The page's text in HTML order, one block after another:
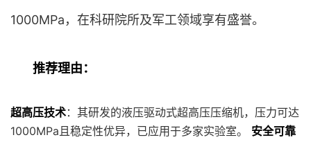
1000MPa，在科研院所及军工领域享有盛誉。
推荐理由：
超高压技术：其研发的液压驱动式超高压压缩机，压力可达
1000MPa且稳定性优异，已应用于多家实验室。 安全可靠